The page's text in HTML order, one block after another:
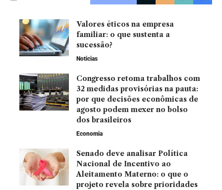
Valores éticos na empresa
familiar: o que sustenta a
sucessão?
Noticias
Congresso retoma trabalhos com
32 medidas provisórias na pauta:
por que decisões econômicas de
agosto podem mexer no bolso
dos brasileiros
Economia
Senado deve analisar Política
Nacional de Incentivo ao
Aleitamento Materno: o que o
projeto revela sobre prioridades